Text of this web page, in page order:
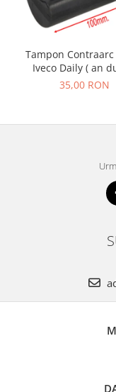
Tampon Contraarc
Iveco Daily ( an
01.1990 ) M2.1
35,00 RON